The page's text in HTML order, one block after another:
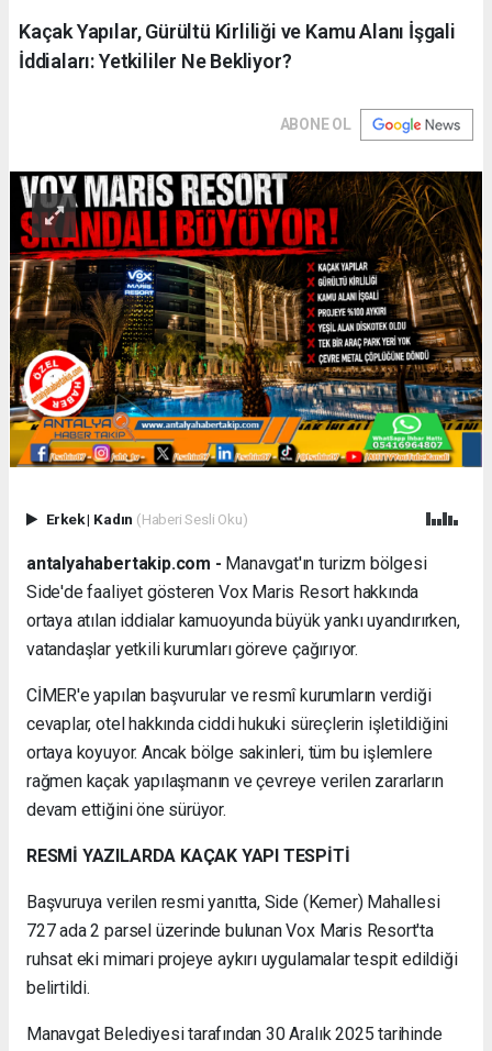
Kaçak Yapılar, Gürültü Kirliliği ve Kamu Alanı İşgali
İddiaları: Yetkililer Ne Bekliyor?
ABONE OL
Erkek| Kadın (Haberi Sesli Oku)
antalyahabertakip.com - Manavgat'ın turizm bölgesi
Side'de faaliyet gösteren Vox Maris Resort hakkında
ortaya atılan iddialar kamuoyunda büyük yankı uyandırırken,
vatandaşlar yetkili kurumları göreve çağırıyor.
CİMER'e yapılan başvurular ve resmî kurumların verdiği
cevaplar, otel hakkında ciddi hukuki süreçlerin işletildiğini
ortaya koyuyor. Ancak bölge sakinleri, tüm bu işlemlere
rağmen kaçak yapılaşmanın ve çevreye verilen zararların
devam ettiğini öne sürüyor.
RESMİ YAZILARDA KAÇAK YAPI TESPİTİ
Başvuruya verilen resmi yanıtta, Side (Kemer) Mahallesi
727 ada 2 parsel üzerinde bulunan Vox Maris Resort'ta
ruhsat eki mimari projeye aykırı uygulamalar tespit edildiği
belirtildi.
Manavgat Belediyesi tarafından 30 Aralık 2025 tarihinde